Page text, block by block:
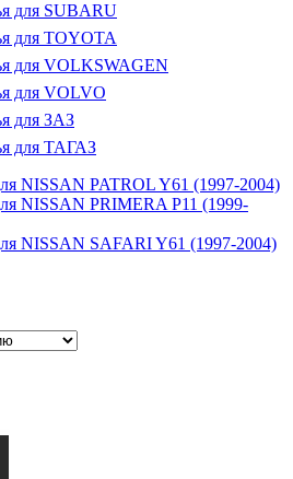
для SUBARU
для TOYOTA
для VOLKSWAGEN
для VOLVO
для ЗАЗ
для ТАГАЗ
NISSAN PATROL Y61 (1997-2004)
NISSAN PRIMERA P11 (1999-
NISSAN SAFARI Y61 (1997-2004)